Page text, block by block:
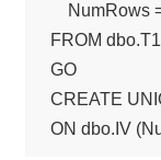
NumRows
FROM
GO
CREATE
ON dbo.IV